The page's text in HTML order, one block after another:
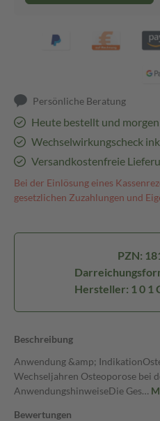
Persönliche Beratung
Heute bestellt und
Wechselwirkungscheck
Versandkostenfreie
Bei der Einlösung eines
gesetzlichen Zuzahlungen und
PZN:
Hersteller: 1 0 1
Beschreibung
Anwendung &amp;
Wechseljahren Osteoporose bei
AnwendungshinweiseDie Ges…
Bewertungen